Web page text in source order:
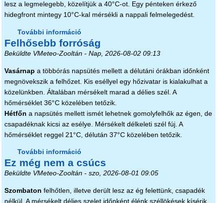
lesz a legmelegebb, közelítjük a 40°C-ot. Egy pénteken érkező
hidegfront mintegy 10°C-kal mérsékli a nappali felmelegedést.
További információ
kapcsolatosan
Felhősebb forróság
Beküldte VMeteo-Zooltán- Nap, 2026-08-02 09:13
Vasárnap a többórás napsütés mellett a délutáni órákban időnként
megnövekszik a felhőzet. Kis eséllyel egy hőzivatar is kialakulhat a
közelünkben. Általában mérsékelt marad a délies szél. A
hőmérséklet 36°C közelében tetőzik.
Hétfőn a napsütés mellett ismét lehetnek gomolyfelhők az égen, de
csapadéknak kicsi az esélye. Mérsékelt délkeleti szél fúj. A
hőmérséklet reggel 21°C, délután 37°C közelében tetőzik.
További információ
kapcsolatosan
Ez még nem a csúcs
Beküldte VMeteo-Zooltán- szo, 2026-08-01 09:05
Szombaton felhőtlen, illetve derült lesz az ég felettünk, csapadék
nélkül. A mérsékelt délies szelet időnként élénk széllökések kísérik.